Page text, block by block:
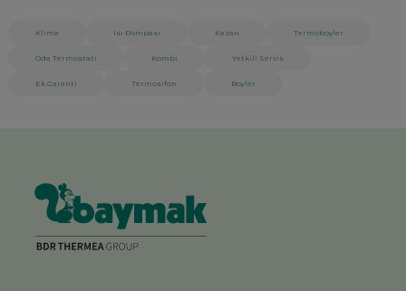
Klima Isı Pompası Kazan Termoboyler
Oda Termostatı Kombi Yetkili Servis
Ek Garanti Termosifon Boyler